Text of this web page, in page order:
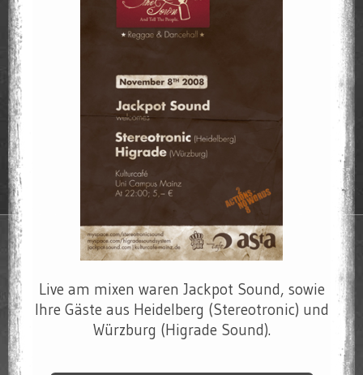
Live am mixen waren Jackpot Sound, sowie
Ihre Gäste aus Heidelberg (Stereotronic) und
Würzburg (Higrade Sound).